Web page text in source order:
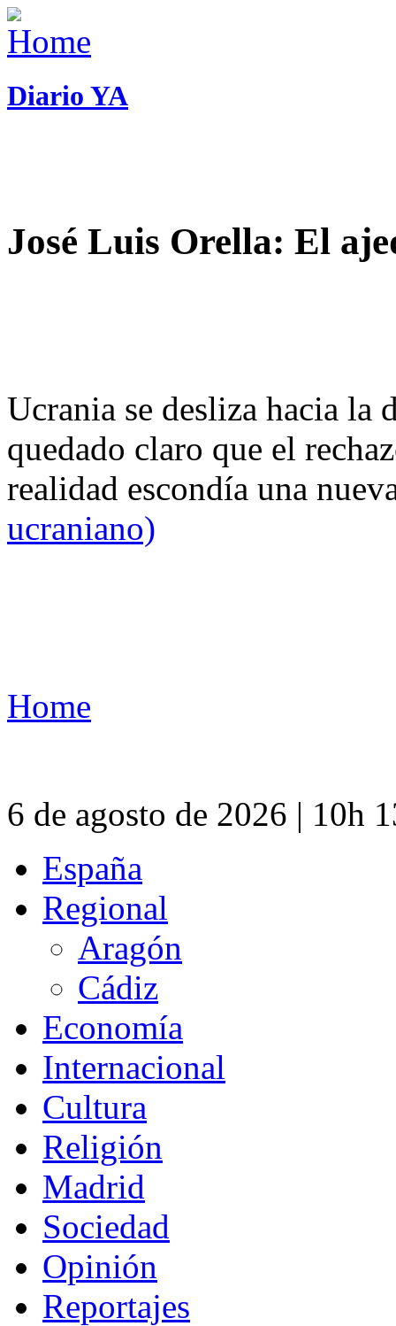
Diario YA
José Luis Orella: El
Ucrania se desliza hacia
quedado claro que el
realidad escondía una
ucraniano)
Home
6 de agosto de 2026 | 10h
España
Regional
Aragón
Cádiz
Economía
Internacional
Cultura
Religión
Madrid
Sociedad
Opinión
Reportajes